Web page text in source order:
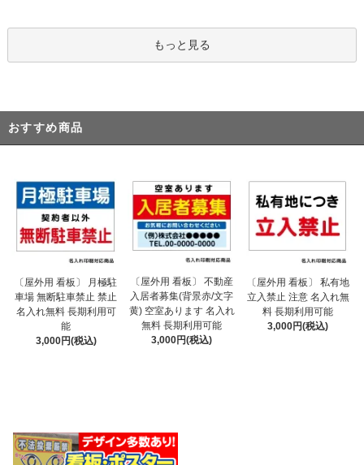
もっと見る
おすすめ商品
〔屋外用 看板〕 月極駐
車場 無断駐車禁止 禁止
名入れ無料 長期利用可
能
3,000円(税込)
〔屋外用 看板〕 不動産
入居者募集(背景赤/文字
黄) 空室あります 名入れ
無料 長期利用可能
3,000円(税込)
〔屋外用 看板〕 私有地
立入禁止 注意 名入れ無
料 長期利用可能
3,000円(税込)